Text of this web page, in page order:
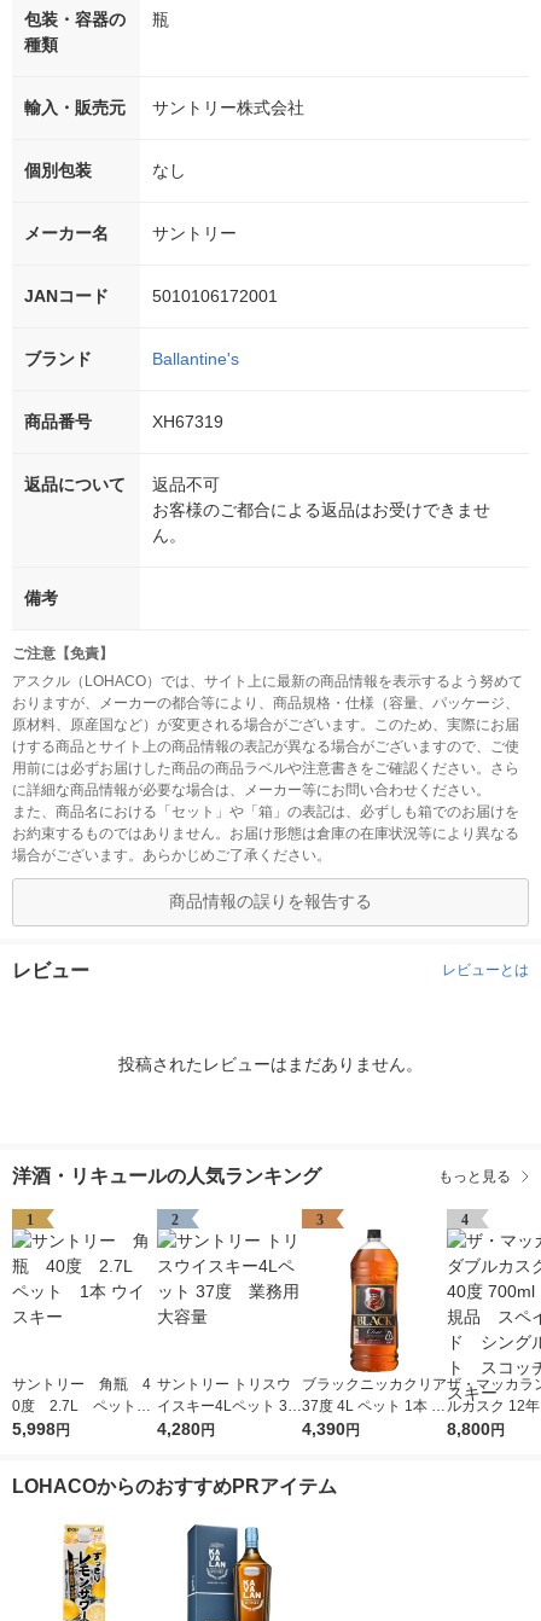
包装・容器の
種類
瓶
輸入・販売元 サントリー株式会社
個別包装 なし
メーカー名 サントリー
JANコード 5010106172001
ブランド Ballantine's
商品番号 XH67319
返品について
返品不可
お客様のご都合による返品はお受けできませ
ん。
備考
ご注意【免責】
アスクル（LOHACO）では、サイト上に最新の商品情報を表示するよう努めて
おりますが、メーカーの都合等により、商品規格・仕様（容量、パッケージ、
原材料、原産国など）が変更される場合がございます。このため、実際にお届
けする商品とサイト上の商品情報の表記が異なる場合がございますので、ご使
用前には必ずお届けした商品の商品ラベルや注意書きをご確認ください。さら
に詳細な商品情報が必要な場合は、メーカー等にお問い合わせください。
また、商品名における「セット」や「箱」の表記は、必ずしも箱でのお届けを
お約束するものではありません。お届け形態は倉庫の在庫状況等により異なる
場合がございます。あらかじめご了承ください。
商品情報の誤りを報告する
レビュー レビューとは
投稿されたレビューはまだありません。
洋酒・リキュールの人気ランキング もっと見る
1
サントリー 角瓶 4
0度 2.7L ペット
1本 ウイスキー
5,998円
2
サントリー トリスウ
イスキー4Lペット 37
度 業務用 大容量
4,280円
3
ブラックニッカクリア
37度 4L ペット 1本 ニ
ッカ ウイスキー
4,390円
4
ザ・マッカラ
ルカスク 12
00ml 1本 正
8,800円
LOHACOからのおすすめPRアイテム